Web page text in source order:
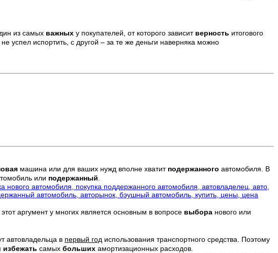
из самых важных у покупателей , от которого зависит верность итогового
успел испортить, с другой – за те же деньги наверняка можно
машина или для ваших нужд вполне хватит подержанного автомобиля. В
или подержанный
этот аргумент у многих является основным в вопросе выбора нового или
автовладельца в первый год использования транспортного средства. Поэтому
избежать самых больших амортизационных расходов.